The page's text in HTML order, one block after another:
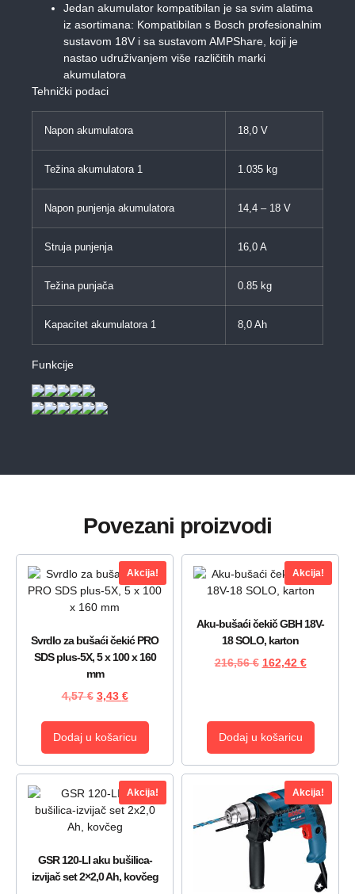
Jedan akumulator kompatibilan je sa svim alatima
iz asortimana: Kompatibilan s Bosch profesionalnim
sustavom 18V i sa sustavom AMPShare, koji je
nastao udruživanjem više različitih marki
akumulatora
Tehnički podaci
Napon akumulatora 18,0 V
Težina akumulatora 1 1.035 kg
Napon punjenja akumulatora 14,4 – 18 V
Struja punjenja 16,0 A
Težina punjača 0.85 kg
Kapacitet akumulatora 1 8,0 Ah
Funkcije
Povezani proizvodi
Akcija!
Svrdlo za bušaći čekić PRO
SDS plus-5X, 5 x 100 x 160
mm
4,57€ 3,43 €
Dodaj u košaricu
Akcija!
Aku-bušaći čekič GBH 18V-
18 SOLO, karton
216,56€ 162,42 €
Dodaj u košaricu
Akcija!
GSR 120-LI aku bušilica-
izvijač set 2×2,0 Ah, kovčeg
Akcija!